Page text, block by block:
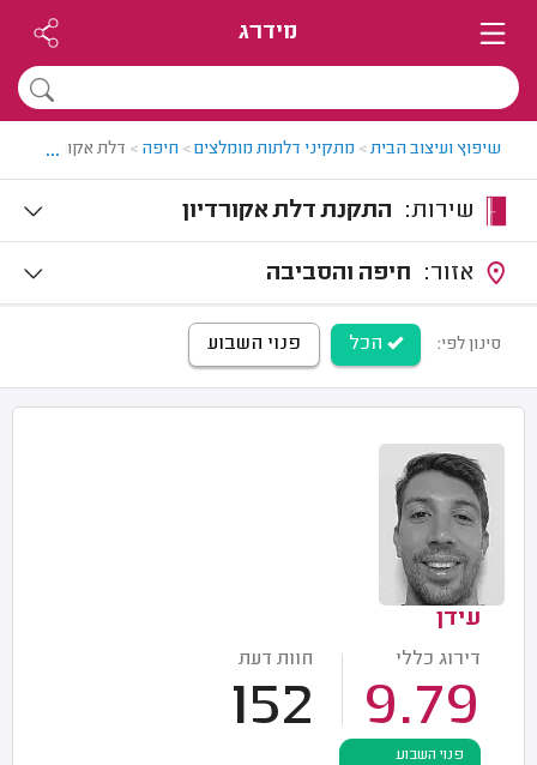
מידרג
שיפוץ ועיצוב הבית> מתקיני דלתות מומלצים> חיפה > דלת אקורדיון
...
התקנת דלת אקורדיון
חיפה והסביבה
סינון לפי: הכל פנוי השבוע
עידן
דירוג כללי
9.79
חוות דעת
152
פנוי השבוע